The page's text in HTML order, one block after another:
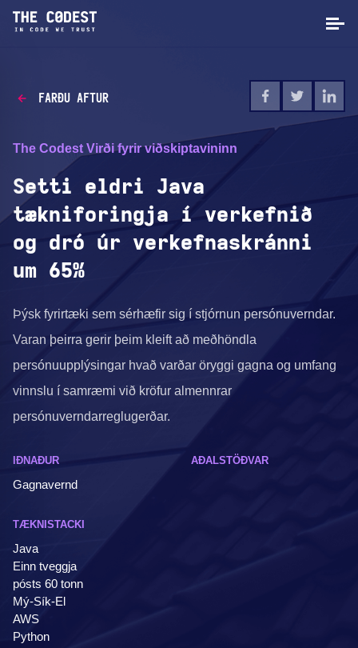
FARÐU AFTUR
The Codest Virði fyrir viðskiptavininn
Setti eldri Java
tækniforingja í verkefnið
og dró úr verkefnaskránni
um 65%
Þýsk fyrirtæki sem sérhæfir sig í stjórnun persónuverndar.
Varan þeirra gerir þeim kleift að meðhöndla
persónuupplýsingar hvað varðar öryggi gagna og umfang
vinnslu í samræmi við kröfur almennrar
persónuverndarreglugerðar.
IÐNAÐUR
Gagnavernd
AÐALSTÖÐVAR
TÆKNISTACKI
Java
Einn tveggja
pósts 60 tonn
Mý-Sík-El
AWS
Python